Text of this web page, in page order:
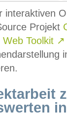
interaktiven
Projekt
Web Toolkit ↗